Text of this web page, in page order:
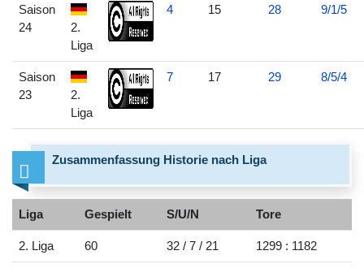
Saison
24
2.
Liga
4 15 28 9/1/5
Saison
23
2.
Liga
7 17 29 8/5/4
Zusammenfassung Historie nach Liga
Liga Gespielt S/U/N Tore
2. Liga 60 32 / 7 / 21 1299 : 1182